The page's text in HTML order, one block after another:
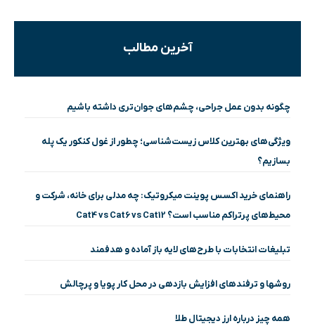
آخرین مطالب
چگونه بدون عمل جراحی، چشم‌های جوان‌تری داشته باشیم
ویژگی‌های بهترین کلاس زیست‌شناسی؛ چطور از غول کنکور یک پله
بسازیم؟
راهنمای خرید اکسس پوینت میکروتیک: چه مدلی برای خانه، شرکت و
محیط‌های پرتراکم مناسب است؟ Cat4 vs Cat6 vs Cat12
تبلیغات انتخابات با طرح‌های لایه باز آماده و هدفمند
روشها و ترفندهای افزایش بازدهی در محل کار پویا و پرچالش
همه چیز درباره ارز دیجیتال طلا